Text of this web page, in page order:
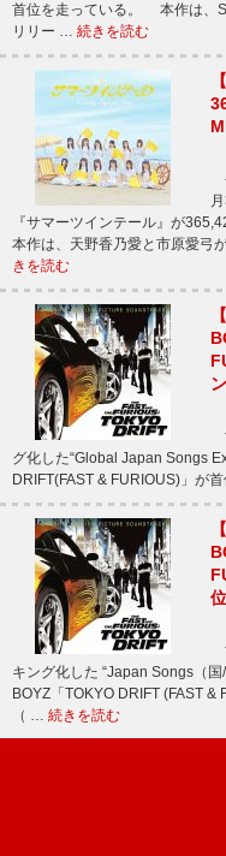
首位を走っている。 本作は、
リリー … 続きを読む
『サマーツインテール』が
本作は、天野香乃愛と市原愛弓
きを読む
グ化した“Global Japan Songs
DRIFT(FAST & FURIOUS)」が
キング化した “Japan Songs（
BOYZ「TOKYO DRIFT (FAST
（ … 続きを読む